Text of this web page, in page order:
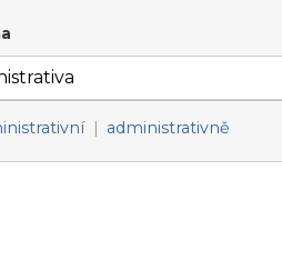
| administrativně